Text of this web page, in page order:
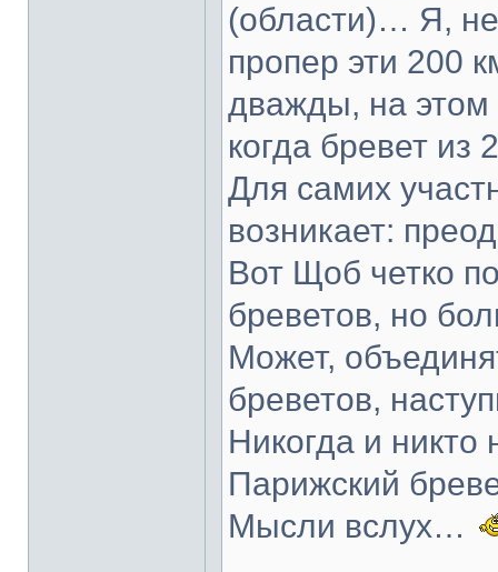
(области)… Я,
пропер эти 200
дважды, на
когда бревет
Для самих
возникает:
Вот Щоб четко
бреветов, но
Может,
бреветов,
Никогда и
Парижский
Мысли вслух…